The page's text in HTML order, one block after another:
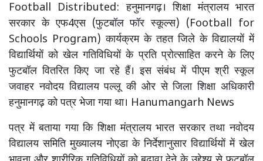
Football Distributed: हनुमानगढ़। शिक्षा मंत्रालय भारत
सरकार के एफ4एस (फुटबॉल फॉर स्कूल्स) (Football for
Schools Program) कार्यक्रम के तहत जिले के विद्यालयों में
विद्यार्थियों को खेल गतिविधियों के प्रति प्रोत्साहित करने के लिए
फुटबॉल वितरित किए जा रहे हैं। इस संबंध में पीएम श्री स्कूल
जवाहर नवोदय विद्यालय पल्लू की ओर से जिला शिक्षा अधिकारी
हनुमानगढ़ को पत्र भेजा गया था। Hanumangarh News
पत्र में बताया गया कि शिक्षा मंत्रालय भारत सरकार तथा नवोदय
विद्यालय समिति मुख्यालय नोएडा के निर्देशानुसार विद्यार्थियों में खेल